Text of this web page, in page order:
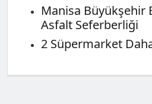
Manisa Büyükşehir
Asfalt Seferberliği
2 Süpermarket